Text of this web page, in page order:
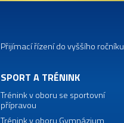
Přijímací řízení do vyššího ročníku
SPORT A TRÉNINK
Trénink v oboru se sportovní
přípravou